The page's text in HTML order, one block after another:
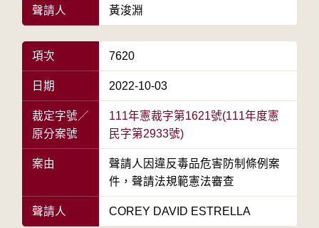
聲請人 黃浚淵
項次 7620
日期 2022-10-03
裁定字號／
原分案號
111年憲裁字第1621號(111年度憲
民字第2933號)
案由
聲請人因違反毒品危害防制條例案
件，聲請法規範憲法審查
聲請人 COREY DAVID ESTRELLA